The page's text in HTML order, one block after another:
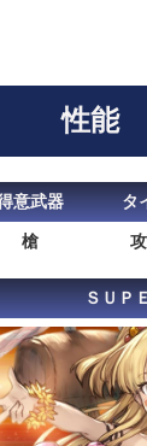
性能
意武器 タ
槍
ＳＵＰ